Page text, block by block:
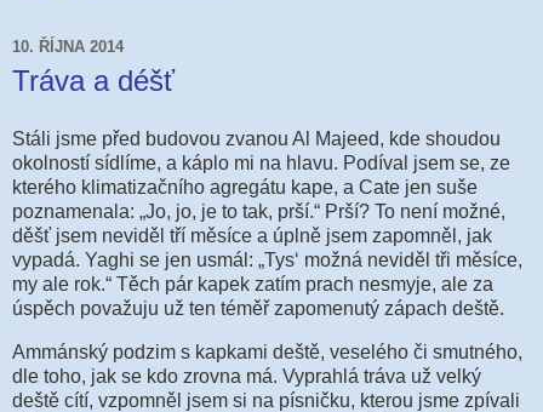
10. ŘÍJNA 2014
Tráva a déšť
Stáli jsme před budovou zvanou Al Majeed, kde shoudou
okolností sídlíme, a káplo mi na hlavu. Podíval jsem se, ze
kterého klimatizačního agregátu kape, a Cate jen suše
poznamenala: „Jo, jo, je to tak, prší.“ Prší? To není možné,
děšť jsem neviděl tří měsíce a úplně jsem zapomněl, jak
vypadá. Yaghi se jen usmál: „Tys‘ možná neviděl tři měsíce,
my ale rok.“ Těch pár kapek zatím prach nesmyje, ale za
úspěch považuju už ten téměř zapomenutý zápach deště.
Ammánský podzim s kapkami deště, veselého či smutného,
dle toho, jak se kdo zrovna má. Vyprahlá tráva už velký
deště cítí, vzpomněl jsem si na písničku, kterou jsme zpívali